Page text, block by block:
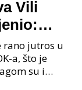
Vili
rano jutros u
a, što je
su i